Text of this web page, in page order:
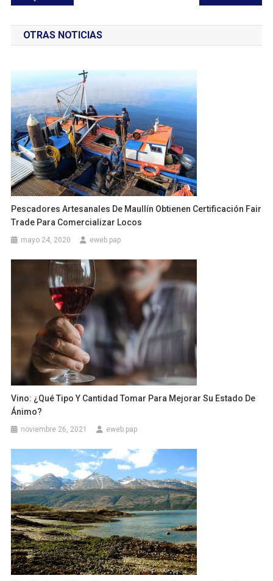
de
entradas
OTRAS NOTICIAS
Pescadores Artesanales De Maullín Obtienen Certificación Fair
Trade Para Comercializar Locos
mayo 24, 2020 eweb.pap
Vino: ¿Qué Tipo Y Cantidad Tomar Para Mejorar Su Estado De
Ánimo?
noviembre 26, 2021 eweb.pap